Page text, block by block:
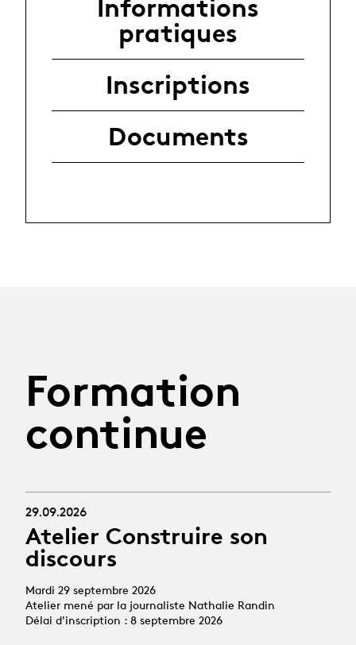
Informations
pratiques
Inscriptions
Documents
Formation
continue
29.09.2026
Atelier Construire son
discours
Mardi 29 septembre 2026
Atelier mené par la journaliste Nathalie Randin
Délai d'inscription : 8 septembre 2026